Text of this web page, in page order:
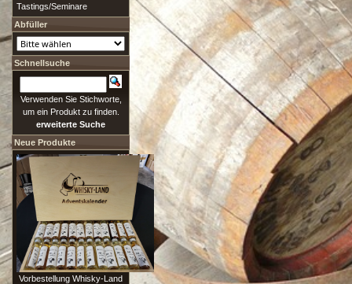
Tastings/Seminare
Abfüller
Schnellsuche
Verwenden Sie Stichworte,
um ein Produkt zu finden.
erweiterte Suche
Neue Produkte
Vorbestellung Whisky-Land